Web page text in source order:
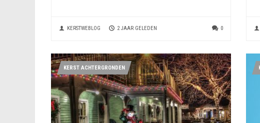
KERSTWEBLOG 2 JAAR GELEDEN 0
KERST ACHTERGRONDEN